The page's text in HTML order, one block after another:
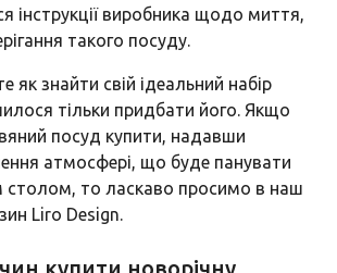
інструкції виробника щодо миття,
такого посуду.
як знайти свій ідеальний набір
тільки придбати його. Якщо
посуд купити, надавши
атмосфері, що буде панувати
столом, то ласкаво просимо в наш
Liro Design.
купити новорічну